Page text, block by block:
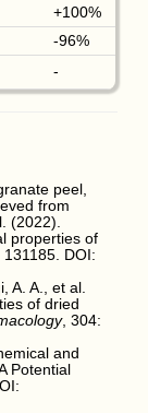
+100%
-96%
-
peel,
from
(2022).
properties of
DOI:
A. A., et al.
of dried
, 304:
and
Potential